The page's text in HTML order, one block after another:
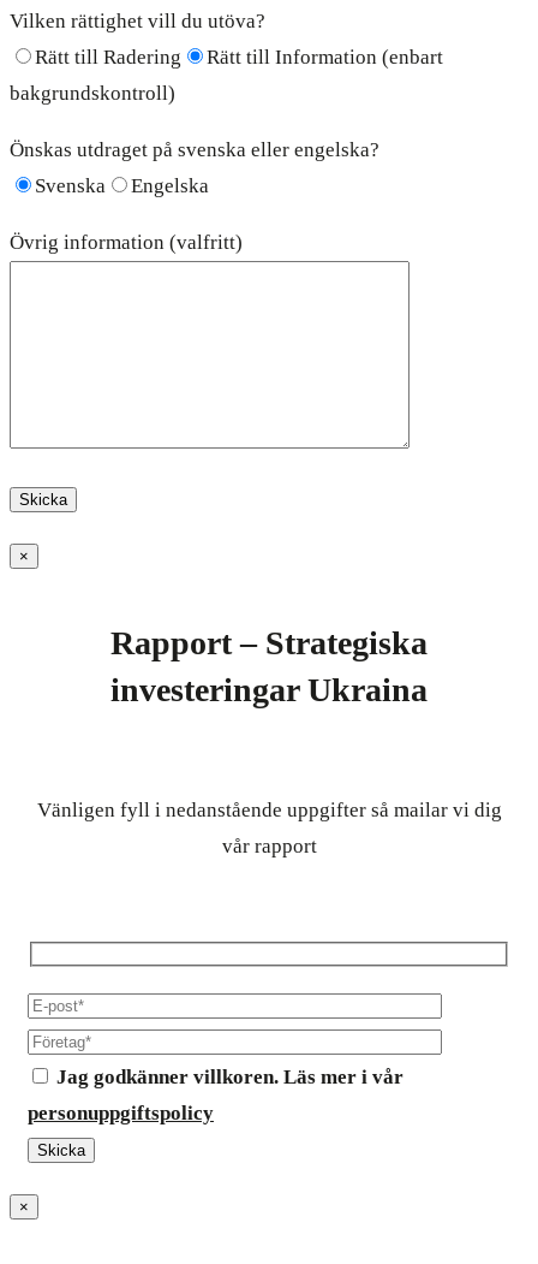
Vilken rättighet vill du utöva?
Rätt till Radering
Rätt till Information (enbart
bakgrundskontroll)
Önskas utdraget på svenska eller engelska?
Svenska
Engelska
Övrig information (valfritt)
×
Rapport – Strategiska
investeringar Ukraina
Vänligen fyll i nedanstående uppgifter så mailar vi dig
vår rapport
Jag godkänner villkoren. Läs mer i vår
personuppgiftspolicy
×